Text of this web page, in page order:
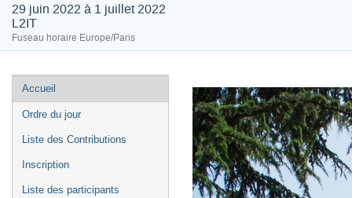
29 juin 2022 à 1 juillet 2022
L2IT
Fuseau horaire Europe/Paris
Menu
de
l'événement
Accueil
Ordre du jour
Liste des Contributions
Inscription
Liste des participants